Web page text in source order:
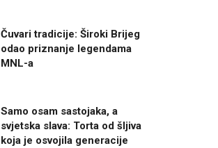
Čuvari tradicije: Široki Brijeg
odao priznanje legendama
MNL-a
Samo osam sastojaka, a
svjetska slava: Torta od šljiva
koja je osvojila generacije